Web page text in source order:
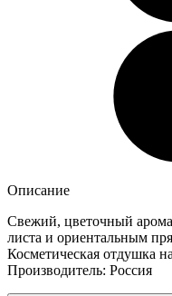
Описание
Свежий, цветочный
листа и ориентальным
Косметическая отдушка
Производитель: Россия